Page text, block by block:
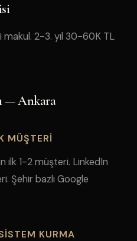
makul. 2-3. yıl 30-60K TL
— Ankara
MÜŞTERI
ilk 1-2 müşteri. LinkedIn
Şehir bazlı Google
KURMA